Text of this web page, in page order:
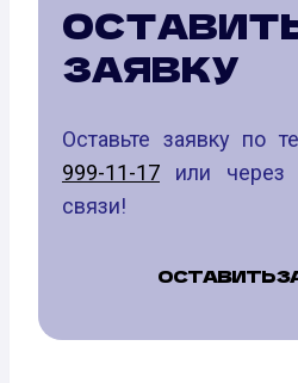
ЗАЯВКУ
Оставьте заявку по
999-11-17 или через
связи!
ОСТАВИТЬ